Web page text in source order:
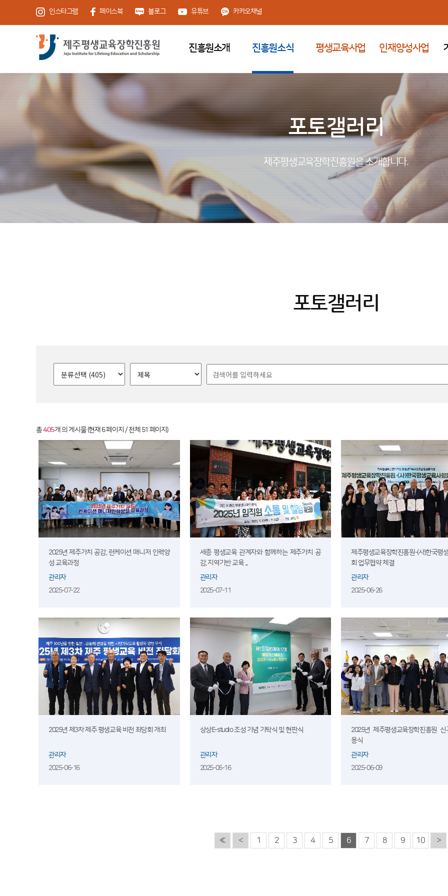
인스타그램 페이스북 블로그 유튜브 카카오채널
진흥원소개 진흥원소식 평생교육사업 인재양성사업
포토갤러리
제주평생교육장학진흥원을 소개합니다.
포토갤러리
총405개 의 게시물 (현재 6 페이지 / 전체 51 페이지)
2025년 제주가치 공감, 런케이션 매니저 인력양
성 교육과정
관리자
2025-07-22
세종 평생교육 관계자와 함께하는 제주가치 공
감, 지역기반 교육 ...
관리자
2025-07-11
제주평생교육장학진흥원-(사)한국평
회 업무협약 체결
관리자
2025-06-26
2025년 제3차 제주 평생교육 비전 좌담회 개최
관리자
2025-06-16
상상E-studio 조성 기념 기탁식 및 현판식
관리자
2025-06-16
2025년 제주평생교육장학진흥원
용식
관리자
2025-06-09
« < 1 2 3 4 5 6 7 8 9 10 >